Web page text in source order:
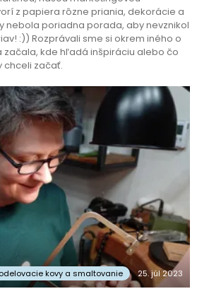
z papiera rôzne priania, dekorácie a
nebola poriadna porada, aby nevznikol
:)) Rozprávali sme si okrem iného o
začala, kde hľadá inšpiráciu alebo čo
chceli začať.
kovy a smaltovanie 25. júl 2023